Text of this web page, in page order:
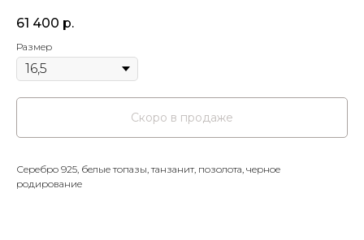
61 400 р.
Размер
Серебро 925, белые топазы, танзанит, позолота, черное
родирование